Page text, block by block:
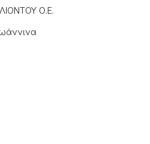
Ο.Ε.